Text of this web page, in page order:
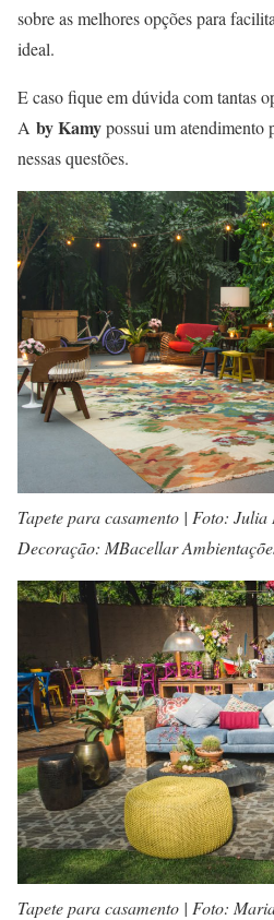
sobre as melhores opções para
ideal.
E caso fique em dúvida com tantas
A by Kamypossui um atendimento
nessas questões.
Tapete para casamento | Foto:
Decoração: MBacellar
Tapete para casamento | Foto: